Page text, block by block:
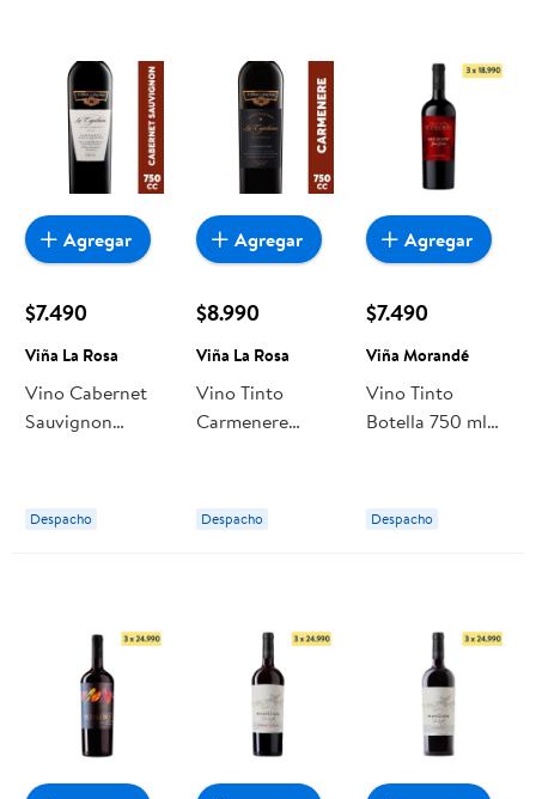
$7.490
Viña La Rosa
Vino Cabernet
Sauvignon
Despacho
Agregar
$8.990
Viña La Rosa
Vino Tinto
Carmenere
Botella 750 ml
Viña La Rosa
Despacho
Agregar
$7.490
Viña Morandé
Vino Tinto
Botella 750 ml
Despacho
Agregar